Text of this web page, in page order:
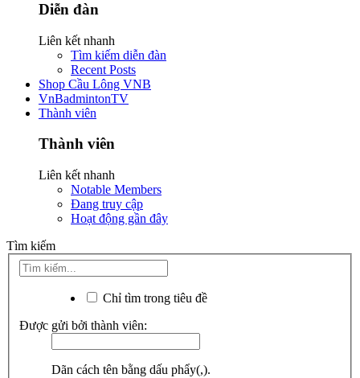
Diễn đàn
Liên kết nhanh
Tìm kiếm diễn đàn
Recent Posts
Shop Cầu Lông VNB
VnBadmintonTV
Thành viên
Thành viên
Liên kết nhanh
Notable Members
Đang truy cập
Hoạt động gần đây
Tìm kiếm
Chỉ tìm trong tiêu đề
Được gửi bởi thành viên:
Dãn cách tên bằng dấu phẩy(,).